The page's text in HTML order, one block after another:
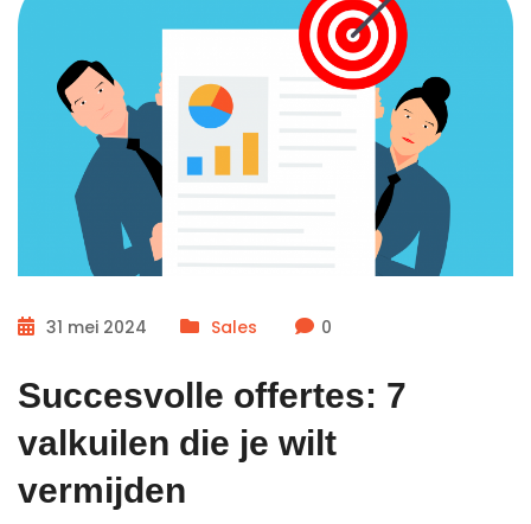
31 mei 2024 Sales 0
Succesvolle offertes: 7
valkuilen die je wilt
vermijden